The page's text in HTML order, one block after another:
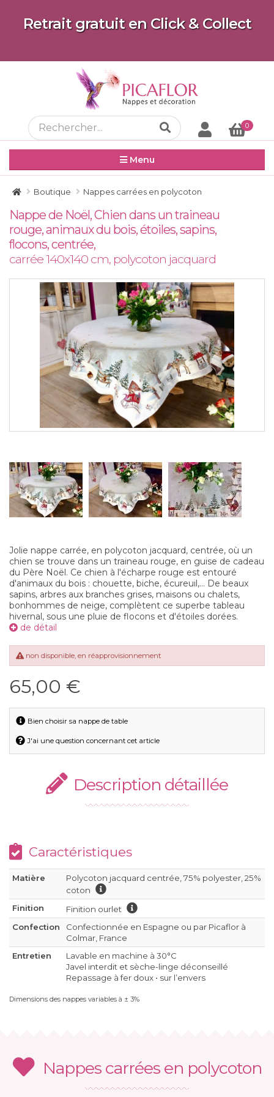
Retrait gratuit en Click & Collect
0
Menu
Boutique Nappes carrées en polycoton
Nappe de Noël, Chien dans un traineau
rouge, animaux du bois, étoiles, sapins,
flocons, centrée,
carrée 140x140 cm, polycoton jacquard
Jolie nappe carrée, en polycoton jacquard, centrée, où un
chien se trouve dans un traineau rouge, en guise de cadeau
du Père Noël. Ce chien à l'écharpe rouge est entouré
d'animaux du bois : chouette, biche, écureuil,... De beaux
sapins, arbres aux branches grises, maisons ou chalets,
bonhommes de neige, complètent ce superbe tableau
hivernal, sous une pluie de flocons et d'étoiles dorées.
de détail
non disponible, en réapprovisionnement
65,00 €
Bien choisir sa nappe de table
J'ai une question concernant cet article
Description détaillée
Caractéristiques
Matière
Polycoton jacquard centrée, 75% polyester, 25%
coton
Finition
Finition ourlet
Confection
Confectionnée en Espagne ou par Picaflor à
Colmar, France
Entretien
Lavable en machine à 30°C
Javel interdit et sèche-linge déconseillé
Repassage à fer doux • sur l’envers
Dimensions des nappes variables à ± 3%
Nappes carrées en polycoton